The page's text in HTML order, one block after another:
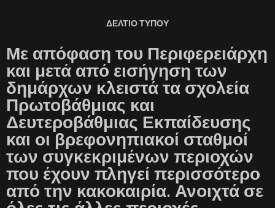
ΔΕΛΤΙΟ ΤΥΠΟΥ
Με απόφαση του Περιφερειάρχη
και μετά από εισήγηση των
δημάρχων κλειστά τα σχολεία
Πρωτοβάθμιας και
Δευτεροβάθμιας Εκπαίδευσης
και οι βρεφονηπιακοί σταθμοί
των συγκεκριμένων περιοχών
που έχουν πληγεί περισσότερο
από την κακοκαιρία. Ανοιχτά σε